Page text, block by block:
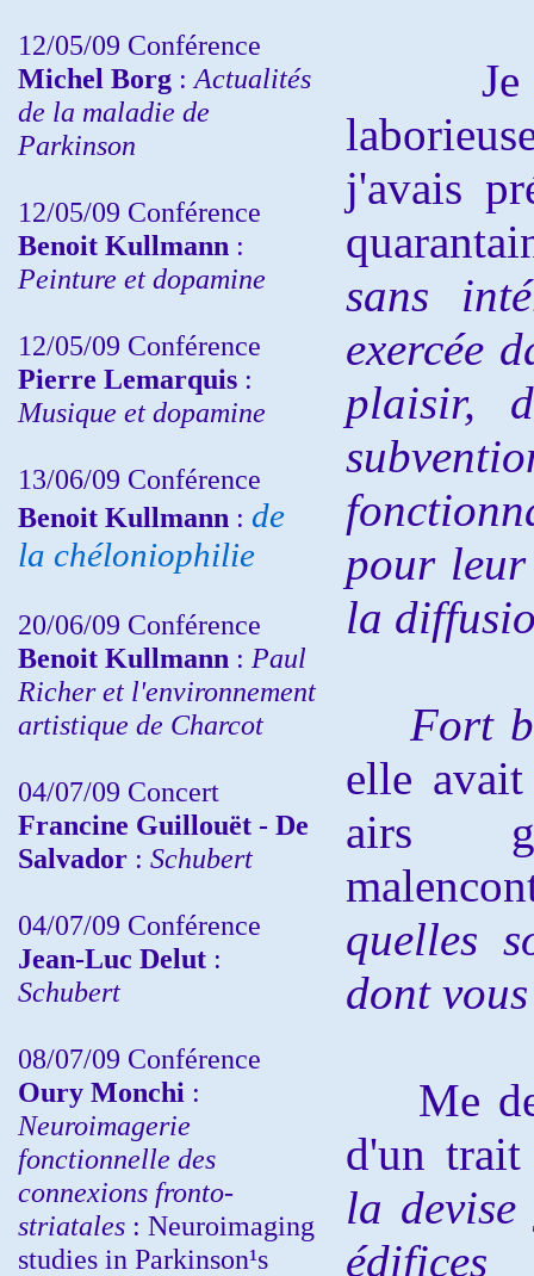
12/05/09 Conférence
Michel Borg : Actualités
de la maladie de
Parkinson
12/05/09 Conférence
Benoit Kullmann :
Peinture et dopamine
12/05/09 Conférence
Pierre Lemarquis :
Musique et dopamine
13/06/09 Conférence
Benoit Kullmann : de
la chéloniophilie
20/06/09 Conférence
Benoit Kullmann : Paul
Richer et l'environnement
artistique de Charcot
04/07/09 Concert
Francine Guillouët - De
Salvador : Schubert
04/07/09 Conférence
Jean-Luc Delut :
Schubert
08/07/09 Conférence
Oury Monchi :
Neuroimagerie
fonctionnelle des
connexions fronto-
striatales : Neuroimaging
studies in Parkinson¹s
Je fis
j'avais
sans
exercée
plaisir,
pour
la
Fort
elle
airs
quelles
dont
Me
d'un
la